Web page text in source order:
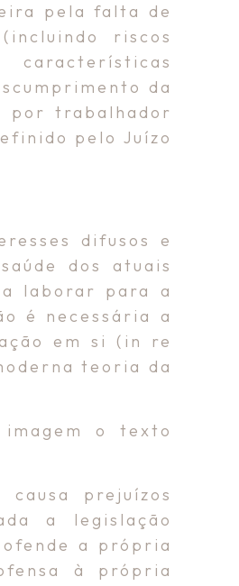
pela falta de
riscos
da
por trabalhador
pelo Juízo
difusos e
dos atuais
laborar para a
é necessária a
em si (in re
teoria da
o texto
prejuízos
a legislação
a própria
à própria